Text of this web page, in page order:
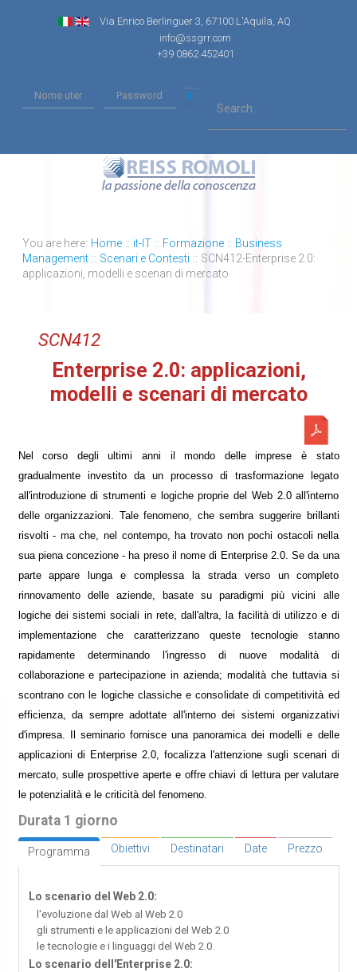
Via Enrico Berlinguer 3, 67100 L'Aquila, AQ
info@ssgrr.com
+39 0862 452401
You are here: Home :: it-IT :: Formazione :: Business
Management :: Scenari e Contesti :: SCN412-Enterprise 2.0:
applicazioni, modelli e scenari di mercato
SCN412
Enterprise 2.0: applicazioni,
modelli e scenari di mercato
Nel corso degli ultimi anni il mondo delle imprese è stato
gradualmente investito da un processo di trasformazione legato
all'introduzione di strumenti e logiche proprie del Web 2.0 all'interno
delle organizzazioni. Tale fenomeno, che sembra suggerire brillanti
risvolti - ma che, nel contempo, ha trovato non pochi ostacoli nella
sua piena concezione - ha preso il nome di Enterprise 2.0. Se da una
parte appare lunga e complessa la strada verso un completo
rinnovamento delle aziende, basate su paradigmi più vicini alle
logiche dei sistemi sociali in rete, dall'altra, la facilità di utilizzo e di
implementazione che caratterizzano queste tecnologie stanno
rapidamente determinando l'ingresso di nuove modalità di
collaborazione e partecipazione in azienda; modalità che tuttavia si
scontrano con le logiche classiche e consolidate di competitività ed
efficienza, da sempre adottate all'interno dei sistemi organizzativi
d'impresa. Il seminario fornisce una panoramica dei modelli e delle
applicazioni di Enterprise 2.0, focalizza l'attenzione sugli scenari di
mercato, sulle prospettive aperte e offre chiavi di lettura per valutare
le potenzialità e le criticità del fenomeno.
Durata 1 giorno
Programma Obiettivi Destinatari Date Prezzo
Lo scenario del Web 2.0:
l'evoluzione dal Web al Web 2.0
gli strumenti e le applicazioni del Web 2.0
le tecnologie e i linguaggi del Web 2.0.
Lo scenario dell'Enterprise 2.0: